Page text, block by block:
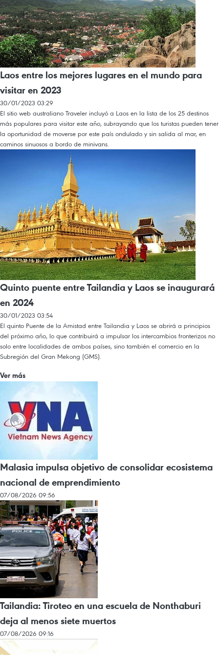
Laos entre los mejores lugares en el mundo para
visitar en 2023
30/01/2023 03:29
El sitio web australiano Traveler incluyó a Laos en la lista de los 25 destinos
más populares para visitar este año, subrayando que los turistas pueden tener
la oportunidad de moverse por este país ondulado y sin salida al mar, en
caminos sinuosos a bordo de minivans.
Quinto puente entre Tailandia y Laos se inaugurará
en 2024
30/01/2023 03:54
El quinto Puente de la Amistad entre Tailandia y Laos se abrirá a principios
del próximo año, lo que contribuirá a impulsar los intercambios fronterizos no
solo entre localidades de ambos países, sino también el comercio en la
Subregión del Gran Mekong (GMS).
Ver más
Malasia impulsa objetivo de consolidar ecosistema
nacional de emprendimiento
07/08/2026 09:56
Tailandia: Tiroteo en una escuela de Nonthaburi
deja al menos siete muertos
07/08/2026 09:16